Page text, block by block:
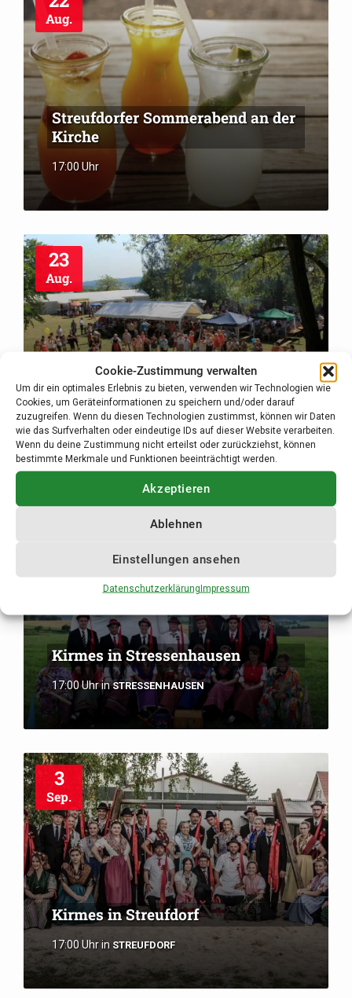
Cookie-Zustimmung verwalten
Um dir ein optimales Erlebnis zu bieten, verwenden wir Technologien wie
Cookies, um Geräteinformationen zu speichern und/oder darauf
zuzugreifen. Wenn du diesen Technologien zustimmst, können wir Daten
wie das Surfverhalten oder eindeutige IDs auf dieser Website verarbeiten.
Wenn du deine Zustimmung nicht erteilst oder zurückziehst, können
bestimmte Merkmale und Funktionen beeinträchtigt werden.
Akzeptieren
Ablehnen
Einstellungen ansehen
DatenschutzerklärungImpressum
Aug.
Streufdorfer Sommerabend an der
Kirche
17:00 Uhr
23
Aug.
Kühbergfest in Eishausen
11:00 Uhrin EISHAUSEN
Kirmes in Stressenhausen
17:00 UhrinSTRESSENHAUSEN
3
Sep.
Kirmes in Streufdorf
17:00 Uhrin STREUFDORF